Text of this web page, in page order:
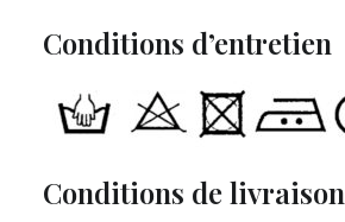
Conditions d’entretien
Conditions de livraison